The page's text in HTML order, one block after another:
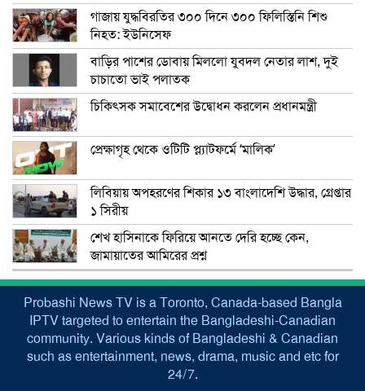
গাজায় যুদ্ধবিরতির ৩০০ দিনে ৩০০ ফিলিস্তিনি শিশু
নিহত: ইউনিসেফ
বাড়ির পাশের ডোবায় মিললো যুবদল নেতার লাশ, দুই
চাচাতো ভাই পলাতক
চিকিৎসক সমাবেশের উদ্বোধন করলেন প্রধানমন্ত্রী
প্রেক্ষাগৃহ থেকে ওটিটি প্ল্যাটফর্মে ‘মালিক’
লিবিয়ায় অপহরণের শিকার ১৩ বাংলাদেশি উদ্ধার, গ্রেপ্তার
১ সিরীয়
শেখ হাসিনাকে ফিরিয়ে আনতে দেরি হচ্ছে কেন,
জামায়াতের আমিরের প্রশ্ন
Probashi News TV is a Toronto, Canada-based Bangla
IPTV targeted to entertain the Bangladeshi-Canadian
community. Various kinds of Bangladeshi & Canadian
such as entertainment, news, drama, music and etc for
24/7.